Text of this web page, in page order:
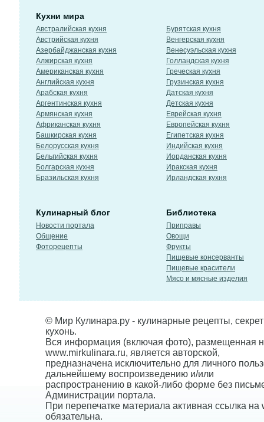
Кухни мира
Австралийская кухня
Австрийская кухня
Азербайджанская кухня
Алжирская кухня
Американская кухня
Английская кухня
Арабская кухня
Аргентинская кухня
Армянская кухня
Африканская кухня
Башкирская кухня
Белорусская кухня
Бельгийская кухня
Болгарская кухня
Бразильская кухня
Бурятская кухня
Венгерская кухня
Венесуэльская кухня
Голландская кухня
Греческая кухня
Грузинская кухня
Датская кухня
Детская кухня
Еврейская кухня
Европейская кухня
Египетская кухня
Индийская кухня
Иорданская кухня
Иракская кухня
Ирландская кухня
Кулинарный блог
Новости портала
Общение
Фоторецепты
Библиотека
Приправы
Овощи
Фрукты
Пищевые консерванты
Пищевые красители
Мясо и мясные изделия
© Мир Кулинара.ру - кулинарные рецепты,
кухонь.
Вся информация (включая фото), размещенная
www.mirkulinara.ru, является авторской,
предназначена исключительно для личного
дальнейшему воспроизведению и/или
распространению в какой-либо форме без
Администрации портала.
При перепечатке материала активная ссылка на
обязательна.